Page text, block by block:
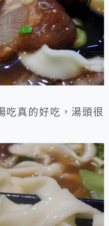
吃真的好吃，湯頭很